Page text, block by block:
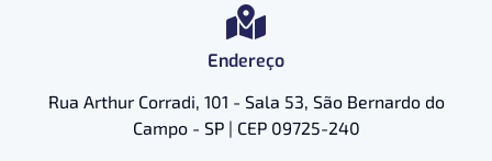
Endereço
Rua Arthur Corradi, 101 - Sala 53, São Bernardo do
Campo - SP | CEP 09725-240